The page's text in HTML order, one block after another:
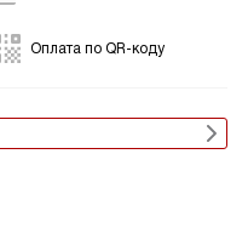
Оплата по QR-коду